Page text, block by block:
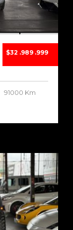
$32 .989 .999
91000 Km